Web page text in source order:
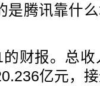
是腾讯靠什
报。总收
亿元，